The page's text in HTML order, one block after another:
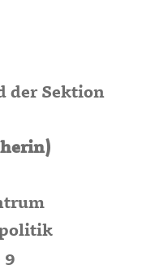
der Sektion
9